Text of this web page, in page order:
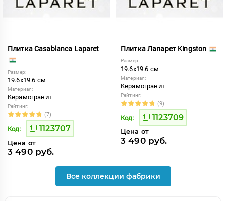
Плитка Casablanca Laparet
Размер:
19.6x19.6 см
Материал:
Керамогранит
Рейтинг:
(7)
Код: 1123707
Цена от
3 490 руб.
Плитка Лапарет Kingston
Размер:
19.6x19.6 см
Материал:
Керамогранит
Рейтинг:
(9)
Код: 1123709
Цена от
3 490 руб.
Все коллекции фабрики